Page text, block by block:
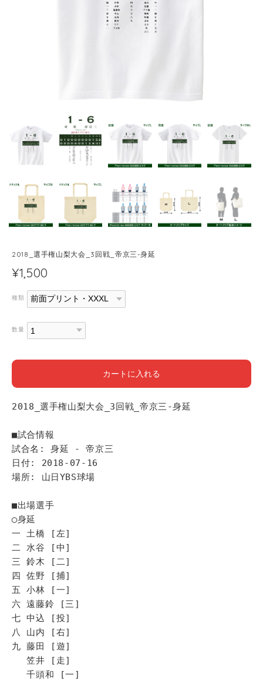
2018_選手権山梨大会_3回戦_帝京三-身延
¥1,500
種類
数量
カートに入れる
2018_選手権山梨大会_3回戦_帝京三-身延
■試合情報
試合名: 身延 - 帝京三
日付: 2018-07-16
場所: 山日YBS球場
■出場選手
◯身延
一 土橋 [左]
二 水谷 [中]
三 鈴木 [二]
四 佐野 [捕]
五 小林 [一]
六 遠藤鈴 [三]
七 中込 [投]
八 山内 [右]
九 藤田 [遊]
笠井 [走]
千頭和 [一]